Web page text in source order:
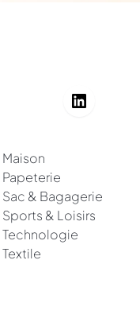
Maison
Papeterie
Sac & Bagagerie
Sports & Loisirs
Technologie
Textile